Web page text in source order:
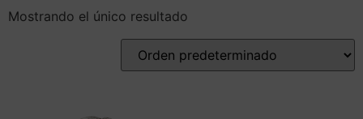
Mostrando el único resultado